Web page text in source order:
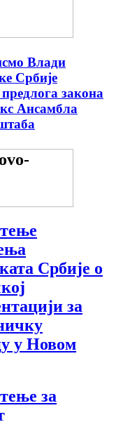
Влади
Србије
закона
Ансамбла
Србије о
за
у Новом
за